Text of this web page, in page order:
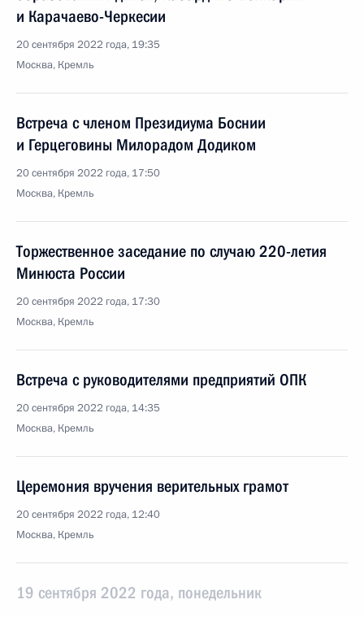
и Карачаево-Черкесии
20 сентября 2022 года, 19:35
Москва, Кремль
Встреча с членом Президиума Боснии
и Герцеговины Милорадом Додиком
20 сентября 2022 года, 17:50
Москва, Кремль
Торжественное заседание по случаю 220-летия
Минюста России
20 сентября 2022 года, 17:30
Москва, Кремль
Встреча с руководителями предприятий ОПК
20 сентября 2022 года, 14:35
Москва, Кремль
Церемония вручения верительных грамот
20 сентября 2022 года, 12:40
Москва, Кремль
19 сентября 2022 года, понедельник